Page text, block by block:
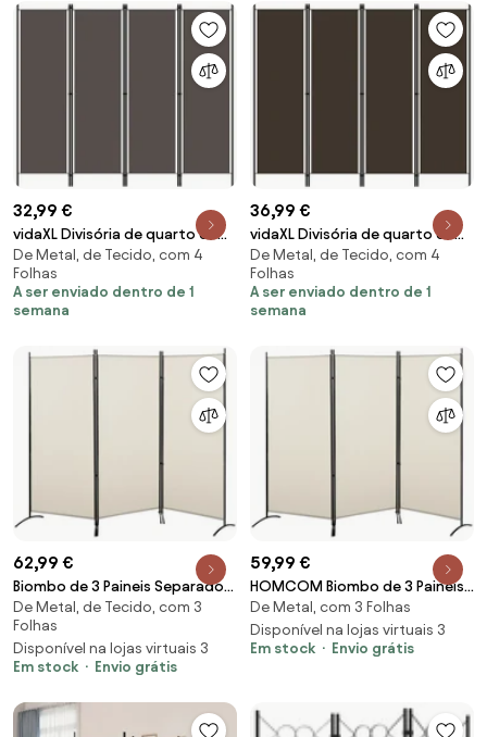
32,99 €
vidaXL Divisória de quarto com
4 painéis 200x180 cm antracite
De Metal, de Tecido, com 4
Folhas
A ser enviado dentro de 1
semana
36,99 €
vidaXL Divisória de quarto com
4 painéis 200x180 cm castanho
De Metal, de Tecido, com 4
Folhas
A ser enviado dentro de 1
semana
62,99 €
Biombo de 3 Paineis Separador
de Ambientes Dobrável
253x50x182 cm Divi
De Metal, de Tecido, com 3
Folhas
Disponível na lojas virtuais 3
Em stock
Envio grátis
59,99 €
HOMCOM Biombo de 3 Paineis
Separador de Ambientes
Dobrável Biombo de
Privacidade com 6 Pés de Metal
De Metal, com 3 Folhas
Disponível na lojas virtuais 3
Em stock
Envio grátis